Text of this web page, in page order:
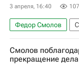
3 апреля, 16:40
Федор Смолов
Смолов
прекращение